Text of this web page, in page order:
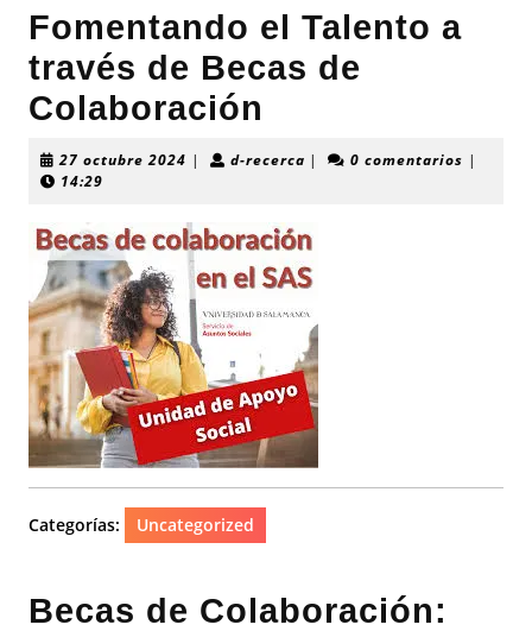
Fomentando el Talento a
través de Becas de
Colaboración
27 octubre 2024 27| d-recercad-| 0 comentarios |
14:29
Categorías: Uncategorized
Becas de Colaboración: